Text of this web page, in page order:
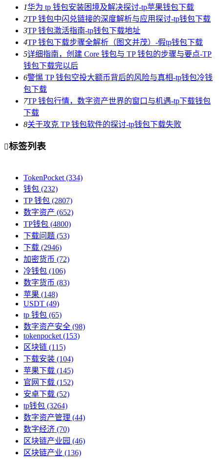
1华为 tp 钱包安装困境及解决探讨-tp苹果钱包下载
2TP 钱包中闪兑链接的深度解析与应用探讨-tp钱包下载
3TP 钱包激活指南-tp钱包下载地址
4TP 钱包下载步骤全解析（图文并茂）-假tp钱包下载
5详细指南，创建 Core 钱包与 TP 钱包的步骤与要点-TP
钱包下载完以后
6警惕 TP 钱包空投大额币背后的风险与真相-tp钱包冷钱
包下载
7TP 钱包行情，数字资产世界的窗口与机遇-tp下载钱包
下载
8关于攻克 TP 钱包软件的探讨-tp钱包下载失败
标签列表
TokenPocket (334)
钱包 (232)
TP 钱包 (2807)
数字资产 (652)
TP钱包 (4800)
下载问题 (53)
下载 (2946)
加密货币 (72)
冷钱包 (106)
数字货币 (83)
苹果 (148)
USDT (49)
tp 钱包 (65)
数字资产安全 (98)
tokenpocket (153)
区块链 (115)
下载安装 (104)
苹果下载 (145)
官网下载 (152)
安卓下载 (52)
tp钱包 (3264)
数字资产管理 (44)
数字经济 (70)
区块链产业园 (46)
区块链产业 (136)